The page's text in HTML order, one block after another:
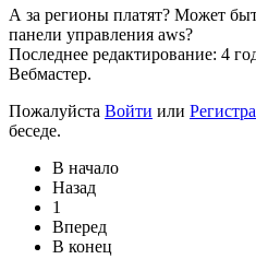
А за регионы платят? Может
панели управления aws?
Последнее редактирование: 4
Вебмастер.
Пожалуйста Войти или
беседе.
В начало
Назад
1
Вперед
В конец